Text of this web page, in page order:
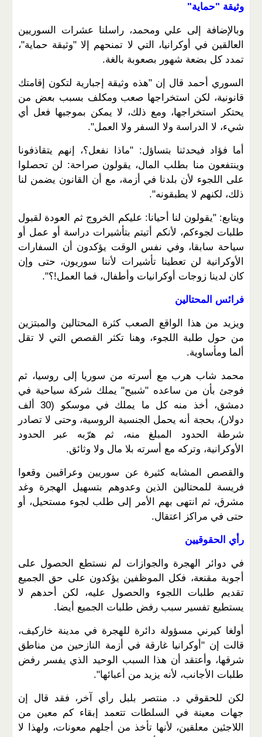
وثيقة "حماية"
وبالإضافة إلى علي ومحمد، راسلنا عشرات السوريين
العالقين في أوكرانيا، التي لا تمنحهم إلا "وثيقة حماية"،
تمدد كل بضعة شهور بصعوبة بالغة.
السوري أحمد قال إن "هذه وثيقة إجبارية لتكون إقامتك
قانونية، لكن استخراجها صعب ومكلف بسبب بعض من
يحتكر استخراجها، ومع ذلك، لا يمكن بموجبها فعل أي
شيء، لا الدراسة ولا السفر ولا العمل".
أما فؤاد فيحدثنا بتساؤل: "ماذا نفعل؟، إنهم يتقاذفونا
وينتفعون منا بطلب المال، يقولون صراحة: لن تحصلوا
على اللجوء لأن بلدنا في أزمة، مع أن القانون يضمن لنا
ذلك، لكنهم لا يطبقونه".
ويتابع: "يقولون لنا أحيانا: عليكم الخروج ثم العودة لقبول
طلبات لجوءكم، لأنكم أتيتم بتأشيرات دراسة أو عمل أو
سياحة سابقا، وفي نفس الوقت يؤكدون أن السفارات
الأوكرانية لن تعطينا تأشيرات لأننا سوريون، حتى وإن
كان لدينا زوجات أوكرانيات وأطفال، فما العمل!؟".
فرائس المحتالين
ويزيد من هذا الواقع الصعب كثرة المحتالين والمبتزين
من حول طلبة اللجوء، وهنا تكثر القصص التي لا تقل
ألما ومأساوية.
محمد شاب هرب مع أسرته من سوريا إلى روسيا، ثم
فوجئ بأن من ساعده "شبيح" يملك شركة سياحية في
دمشق، أخذ منه كل ما يملك في موسكو (30 ألف
دولار)، بحجة أنه يحمل الجنسية الروسية، وحتى لا تصادر
شرطة الحدود المبلغ منه، ثم هرّبه عبر الحدود
الأوكرانية، وتركه مع أسرته بلا مال ولا وثائق.
والقصص المشابه كثيرة عن سوريين وعراقيين وقعوا
فريسة للمحتالين الذين وعدوهم بتسهيل الهجرة وغد
مشرق، ثم انتهى بهم الأمر إلى طلب لجوء مستحيل، أو
حتى في مراكز اعتقال.
رأي الحقوقيين
في دوائر الهجرة والجوازات لم نستطع الحصول على
أجوبة مقنعة، فكل الموظفين يؤكدون على حق الجميع
تقديم طلبات اللجوء والحصول عليه، لكن أحدهم لا
يستطيع تفسير سبب رفض طلبات الجميع أيضا.
أولغا كيرني مسؤولة دائرة للهجرة في مدينة خاركيف،
قالت إن "أوكرانيا غارقة في أزمة النازحين من مناطق
شرقها، وأعتقد أن هذا السبب الوحيد الذي يفسر رفض
طلبات الأجانب، لأنه يزيد من أعبائها".
لكن للحقوقي د. منتصر بلبل رأي آخر، فقد قال إن
جهات معينة في السلطات تتعمد إبقاء كم معين من
اللاجئين معلقين، لأنها تأخذ من أجلهم معونات، ولهذا لا